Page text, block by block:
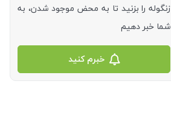
زنگوله را بزنید تا به محض موجود شدن، به
شما خبر دهیم
خبرم کنید